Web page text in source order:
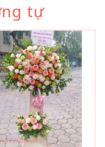
tự